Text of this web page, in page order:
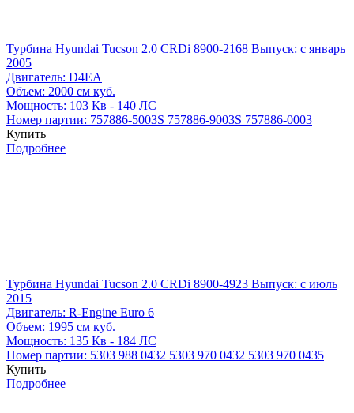
Турбина Hyundai Tucson 2.0 CRDi 8900-2168 Выпуск: с январь
2005
Двигатель: D4EA
Объем: 2000 см куб.
Мощность: 103 Кв - 140 ЛС
Номер партии: 757886-5003S 757886-9003S 757886-0003
Купить
Подробнее
Турбина Hyundai Tucson 2.0 CRDi 8900-4923 Выпуск: с июль
2015
Двигатель: R-Engine Euro 6
Объем: 1995 см куб.
Мощность: 135 Кв - 184 ЛС
Номер партии: 5303 988 0432 5303 970 0432 5303 970 0435
Купить
Подробнее